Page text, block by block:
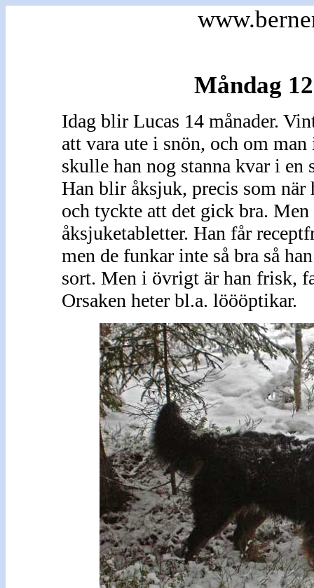
Måndag
Idag blir Lucas 14 månader.
att vara ute i snön, och om
skulle han nog stanna kvar i en
Han blir åksjuk, precis som när
och tyckte att det gick bra.
åksjuketabletter. Han får
men de funkar inte så bra så
sort. Men i övrigt är han frisk,
Orsaken heter bl.a. löööptikar.